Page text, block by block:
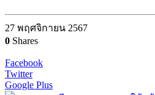
27 พฤศจิกายน 2567
0 Shares
Facebook
Twitter
Google Plus